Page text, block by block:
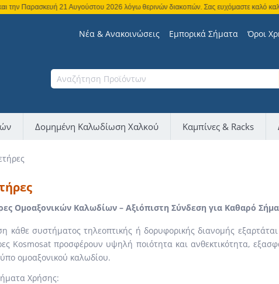
21 Αυγούστου 2026 λόγω θερινών διακοπών. Σας ευχόμαστε καλό καλοκαίρι και
Νέα & Ανακοινώσεις Εμπορικά Σήματα Όροι
Δομημένη Καλωδίωση Χαλκού Καμπίνες & Racks
Ομοαξονικών Καλωδίων – Αξιόπιστη Σύνδεση για Καθαρό Σήμα
κάθε συστήματος τηλεοπτικής ή δορυφορικής διανομής
Kosmosat προσφέρουν υψηλή ποιότητα και ανθεκτικότητα,
ομοαξονικού καλωδίου.
Χρήσης: